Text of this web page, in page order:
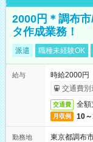
2000円＊調布
タ作成業務！
派遣 職種未経験OK
給与
時給2000円
交通費別
交通費 全額
月収例 10
勤務地
東京都調布